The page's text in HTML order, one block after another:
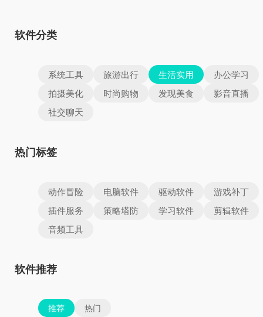
软件分类
系统工具 旅游出行 生活实用
办公学习
拍摄美化
时尚购物 发现美食
影音直播
社交聊天
热门标签
动作冒险 电脑软件 驱动软件
游戏补丁
插件服务
策略塔防 学习软件
剪辑软件
音频工具
软件推荐
推荐 热门